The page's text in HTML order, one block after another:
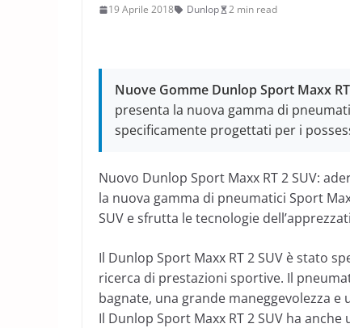
19 Aprile 2018 Dunlop 2 min read
Nuove Gomme Dunlop Sport Maxx
presenta la nuova gamma di
specificamente progettati per i
Nuovo Dunlop Sport Maxx RT 2 SUV:
la nuova gamma di pneumatici Sport
SUV e sfrutta le tecnologie
Il Dunlop Sport Maxx RT 2 SUV è stato
ricerca di prestazioni sportive. Il
bagnate, una grande maneggevolezza
Il Dunlop Sport Maxx RT 2 SUV ha